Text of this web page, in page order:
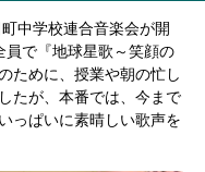
中学校連合音楽会が開
で『地球星歌～笑顔の
ために、授業や朝の忙し
たが、本番では、今まで
っぱいに素晴しい歌声を